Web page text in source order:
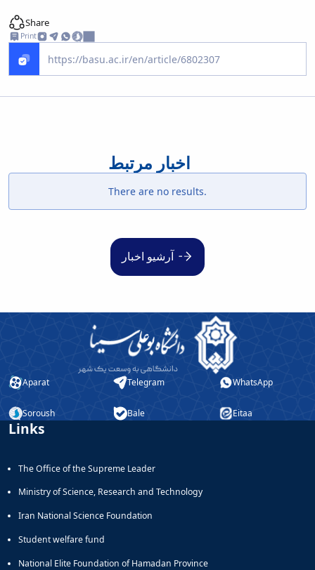
Share
Print
اخبار مرتبط
There are no results.
آرشیو اخبار
Aparat Telegram WhatsApp
Soroush Bale Eitaa
Links
The Office of the Supreme Leader
Ministry of Science, Research and Technology
Iran National Science Foundation
Student welfare fund
National Elite Foundation of Hamadan Province